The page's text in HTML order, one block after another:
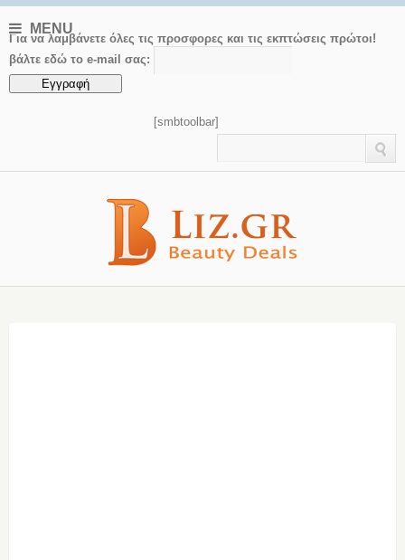
MENU
Για να λαμβάνετε όλες τις προσφορες και τις εκπτώσεις πρώτοι!
βάλτε εδώ το e-mail σας:
[smbtoolbar]